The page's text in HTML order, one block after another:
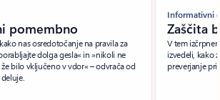
pomembno
nas osredotočanje na pravila za
dolga gesla« in »nikoli ne
bilo vključeno v vdor« – odvrača od
Informativni
Zaščita
V tem
izvedeli, kako
preverjanje